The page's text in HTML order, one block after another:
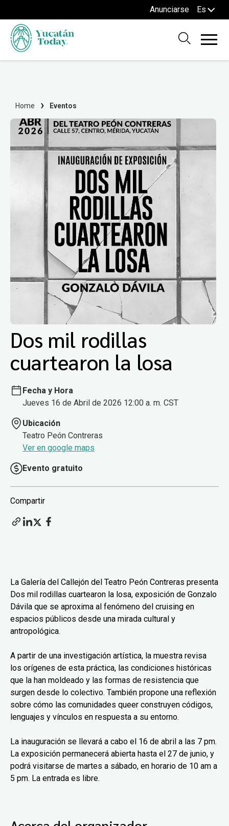
Anunciarse Es
Home Eventos
Dos mil rodillas
cuartearon la losa
Fecha y Hora
Jueves 16 de Abril de 2026 12:00 a. m. CST
Ubicación
Teatro Peón Contreras
Ver en google maps
Evento gratuito
Compartir
La Galería del Callejón del Teatro Peón Contreras presenta
Dos mil rodillas cuartearon la losa, exposición de Gonzalo
Dávila que se aproxima al fenómeno del cruising en
espacios públicos desde una mirada cultural y
antropológica.
A partir de una investigación artística, la muestra revisa
los orígenes de esta práctica, las condiciones históricas
que la han moldeado y las formas de resistencia que
surgen desde lo colectivo. También propone una reflexión
sobre cómo las comunidades queer construyen códigos,
lenguajes y vínculos en respuesta a su entorno.
La inauguración se llevará a cabo el 16 de abril a las 7 pm.
La exposición permanecerá abierta hasta el 27 de junio, y
podrá visitarse de martes a sábado, en horario de 10 am a
5 pm. La entrada es libre.